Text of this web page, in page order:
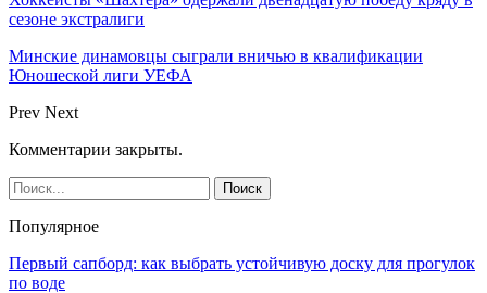
сезоне экстралиги
Минские динамовцы сыграли вничью в квалификации
Юношеской лиги УЕФА
Prev Next
Комментарии закрыты.
Популярное
Первый сапборд: как выбрать устойчивую доску для прогулок
по воде